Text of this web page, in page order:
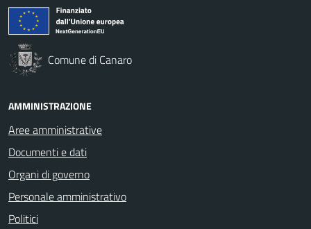
Comune di Canaro
AMMINISTRAZIONE
Aree amministrative
Documenti e dati
Organi di governo
Personale amministrativo
Politici